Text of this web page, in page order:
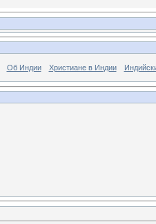
Об Индии Христиане в Индии